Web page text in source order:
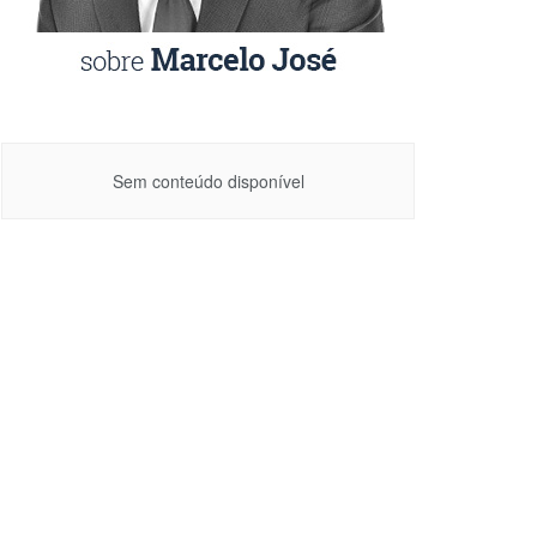
Sem conteúdo disponível